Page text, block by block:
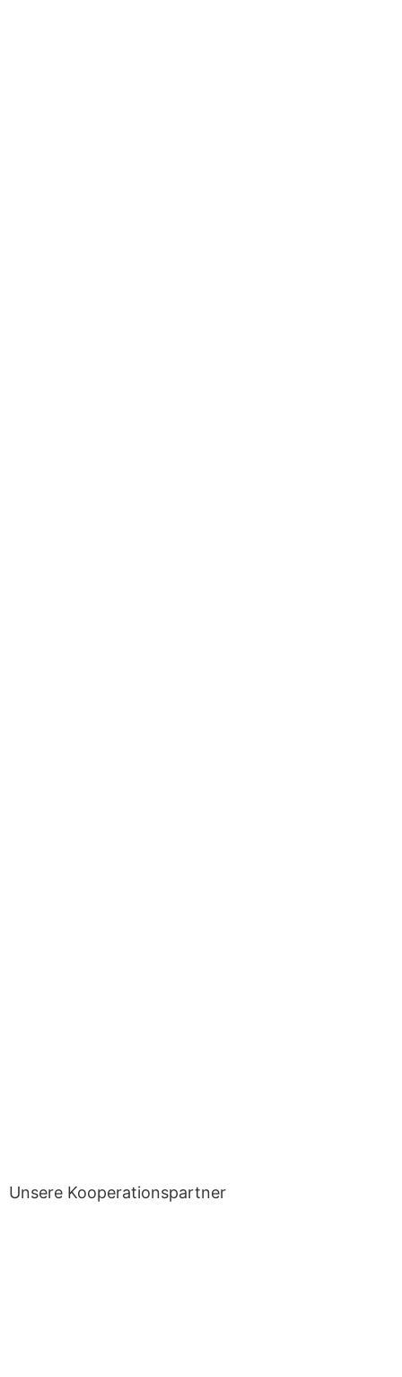
Unsere Kooperationspartner